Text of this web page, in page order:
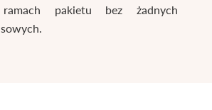
pakietu bez żadnych